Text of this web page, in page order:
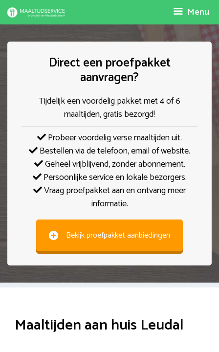
Spring
naar
Menu
Direct een proefpakket
aanvragen?
Tijdelijk een voordelig pakket met 4 of 6
maaltijden, gratis bezorgd!
Probeer voordelig verse maaltijden uit.
Bestellen via de telefoon, email of website.
Geheel vrijblijvend, zonder abonnement.
Persoonlijke service en lokale bezorgers.
Vraag proefpakket aan en ontvang meer
informatie.
Bekijk proefpakket aanbiedingen
Maaltijden aan huis Leudal